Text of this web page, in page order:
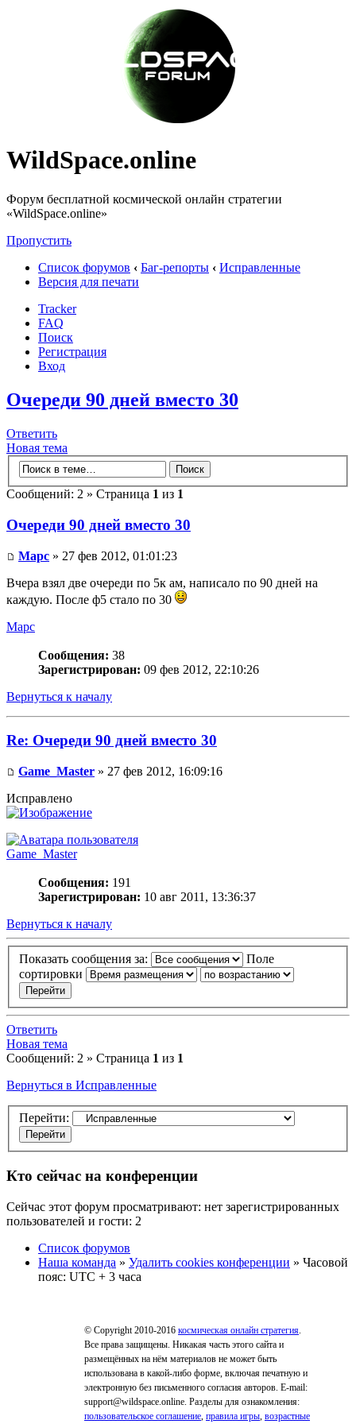
WildSpace.online
Форум бесплатной космической онлайн стратегии
«WildSpace.online»
Пропустить
Список форумов ‹ Баг-репорты ‹ Исправленные
Версия для печати
Tracker
FAQ
Поиск
Регистрация
Вход
Очереди 90 дней вместо 30
Ответить
Новая тема
Сообщений: 2 » Страница 1 из 1
Очереди 90 дней вместо 30
Mapc » 27 фев 2012, 01:01:23
Вчера взял две очереди по 5к ам, написало по 90 дней на
каждую. После ф5 стало по 30
Mapc
Сообщения: 38
Зарегистрирован: 09 фев 2012, 22:10:26
Вернуться к началу
Re: Очереди 90 дней вместо 30
Game_Master » 27 фев 2012, 16:09:16
Исправлено
Game_Master
Сообщения: 191
Зарегистрирован: 10 авг 2011, 13:36:37
Вернуться к началу
Показать сообщения за:
Поле
сортировки
Ответить
Новая тема
Сообщений: 2 » Страница 1 из 1
Вернуться в Исправленные
Перейти:
Кто сейчас на конференции
Сейчас этот форум просматривают: нет зарегистрированных
пользователей и гости: 2
Список форумов
Наша команда » Удалить cookies конференции » Часовой
пояс: UTC + 3 часа
© Copyright 2010-2016 космическая онлайн стратегия
Все права защищены. Никакая часть этого сайта и
размещённых на нём материалов не может быть
использована в какой-либо форме, включая печатную и
электронную без письменного согласия авторов. E-mail:
support@wildspace.online. Разделы для ознакомления:
пользовательское соглашение правила игры возрастные